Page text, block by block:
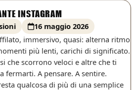
INSTAGRAM
16 maggio 2026
immersivo, quasi: alterna ritmo
più lenti, carichi di significato.
che scorrono veloci e altre che ti
fermarti. A pensare. A sentire.
qualcosa di più di una semplice